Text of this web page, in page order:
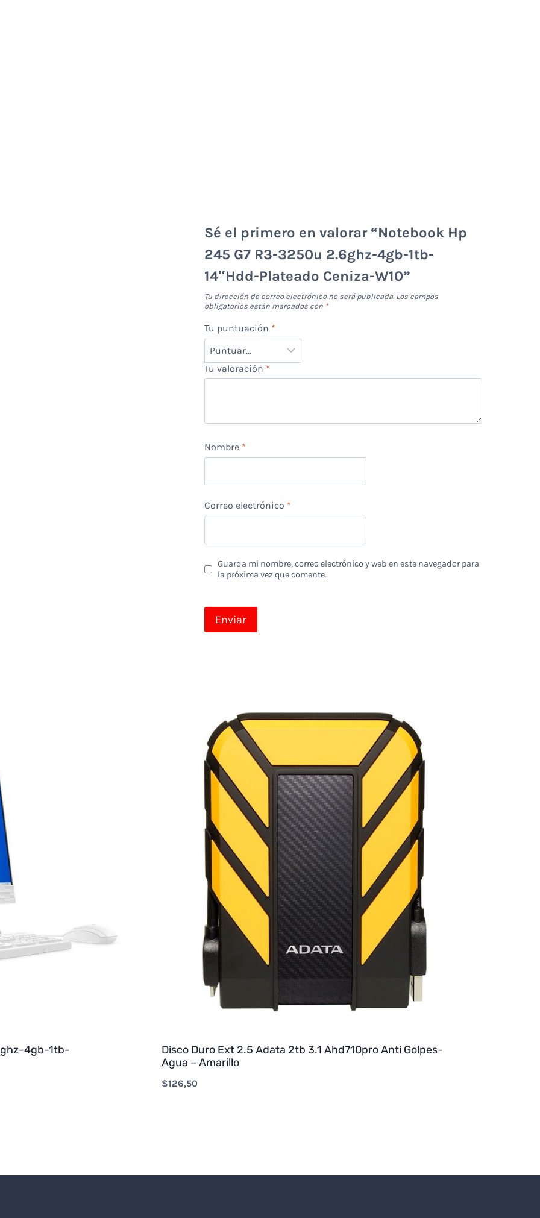
Sé el primero en valorar “Notebook Hp
245 G7 R3-3250u 2.6ghz-4gb-1tb-
14″Hdd-Plateado Ceniza-W10”
Tu dirección de correo electrónico no será publicada. Los campos
obligatorios están marcados con *
Tu puntuación *
Tu valoración *
Nombre *
Correo electrónico *
Guarda mi nombre, correo electrónico y web en este navegador para
la próxima vez que comente.
4gb-1tb-
Disco Duro Ext 2.5 Adata 2tb 3.1 Ahd710pro Anti Golpes-
Agua – Amarillo
$126,50